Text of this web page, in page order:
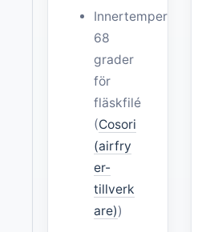
Innertemperatur
68
grader
för
fläskfilé
(Cosori
(airfry
er-
tillverk
are))